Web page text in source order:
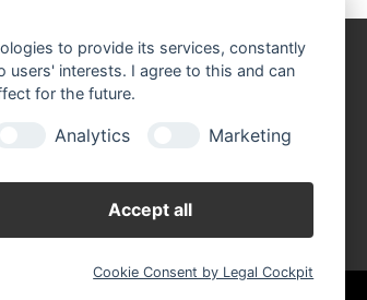
- 17.00 Uhr
to provide its services, constantly
interests. I agree to this and can
for the future.
Analytics Marketing
Accept all
Cookie Consent by Legal Cockpit